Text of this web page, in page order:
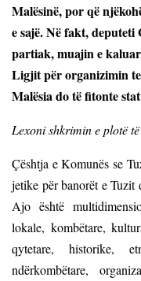
Malësinë, por që
e sajë. Në fakt, deputeti
partiak, muajin e
Ligjit për organizimin
Malësia do të fitonte
Lexoni shkrimin e plotë
Çështja e Komunës se
jetike për banorët e Tuzit
Ajo është
lokale, kombëtare,
qytetare, historike,
ndërkombëtare,